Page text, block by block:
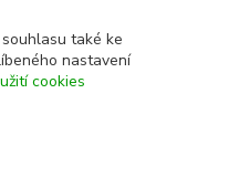
také ke
nastavení
cookies